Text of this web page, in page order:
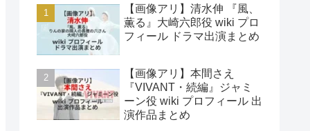
【画像アリ】清水伸 『風、
薫る』大崎六郎役 wiki プロ
フィール ドラマ出演まとめ
【画像アリ】本間さえ
『VIVANT・続編』ジャミ
ーン役 wiki プロフィール 出
演作品まとめ